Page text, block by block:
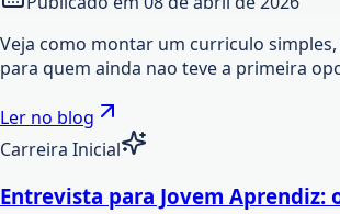
Veja como montar um curriculo
para quem ainda nao teve a primeira
Ler no blog
Carreira Inicial
Entrevista para Jovem Aprendiz: